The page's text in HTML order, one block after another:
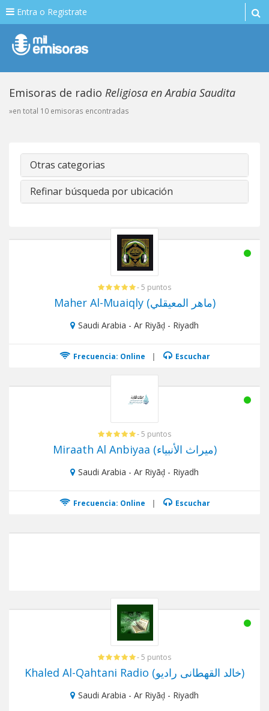
Entra o Registrate
Emisoras de radio Religiosa en Arabia Saudita
»en total 10 emisoras encontradas
Otras categorias
Refinar búsqueda por ubicación
- 5 puntos
Maher Al-Muaiqly (ماهر المعيقلي)
Saudi Arabia - Ar Riyāḑ - Riyadh
Frecuencia: Online | Escuchar
- 5 puntos
Miraath Al Anbiyaa (ميراث الأنبياء)
Saudi Arabia - Ar Riyāḑ - Riyadh
Frecuencia: Online | Escuchar
- 5 puntos
Khaled Al-Qahtani Radio (خالد القهطانى راديو)
Saudi Arabia - Ar Riyāḑ - Riyadh